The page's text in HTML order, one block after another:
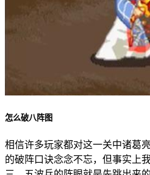
怎么破八阵图
相信许多玩家都对这一关中诸葛
的破阵口诀念念不忘，但事实上